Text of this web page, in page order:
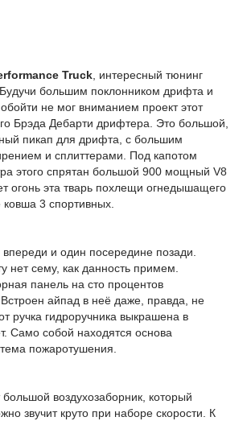
Truck, интересный тюнинг
большим поклонником дрифта и
не мог вниманием проект этот
Брэда Дебарти дрифтера. Это большой,
пикап для дрифта, с большим
и сплиттерами. Под капотом
этого спрятан большой 900 мощный V8
огонь эта тварь похлещи огнедышащего
3 спортивных.
и один посередине позади.
нет сему, как данность примем.
панель на сто процентов
айпад в неё даже, правда, не
ручка гидроручника выкрашена в
Само собой находятся основа
пожаротушения.
воздухозаборник, который
звучит круто при наборе скорости. К